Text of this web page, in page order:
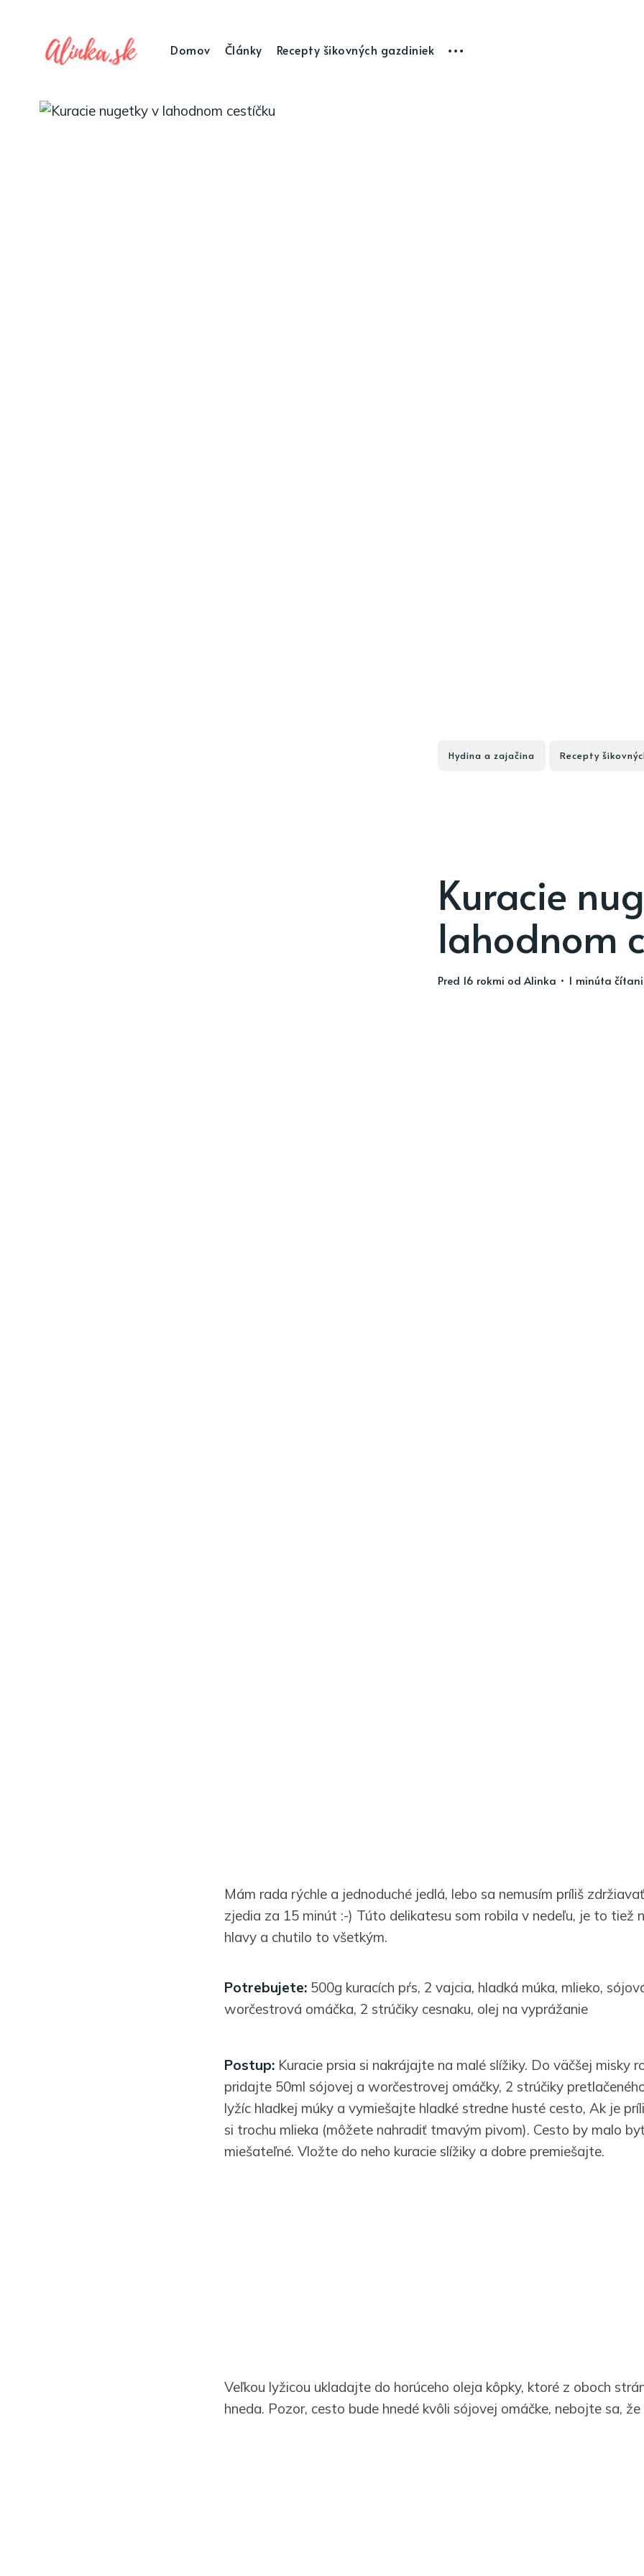
Domov Články Recepty šikovných gazdiniek
Hydina a zajačina Recepty
Kuracie
lahodnom
pred 16 rokmi od Alinka • 1 minúta
Mám rada rýchle a jednoduché jedlá, lebo sa nemusím príliš
zjedia za 15 minút :-) Túto delikatesu som robila v nedeľu, je to tiež
hlavy a chutilo to všetkým.
Potrebujete: 500g kuracích pŕs, 2 vajcia, hladká múka, mlieko,
worčestrová omáčka, 2 strúčiky cesnaku, olej na vyprážanie
Postup: Kuracie prsia si nakrájajte na malé slížiky. Do väčšej misky
pridajte 50ml sójovej a worčestrovej omáčky, 2 strúčiky
lyžíc hladkej múky a vymiešajte hladké stredne husté cesto, Ak je
si trochu mlieka (môžete nahradiť tmavým pivom). Cesto by malo
miešateľné. Vložte do neho kuracie slížiky a dobre premiešajte.
Veľkou lyžicou ukladajte do horúceho oleja kôpky, ktoré z oboch
hneda. Pozor, cesto bude hnedé kvôli sójovej omáčke, nebojte sa,